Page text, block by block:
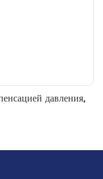
давления,